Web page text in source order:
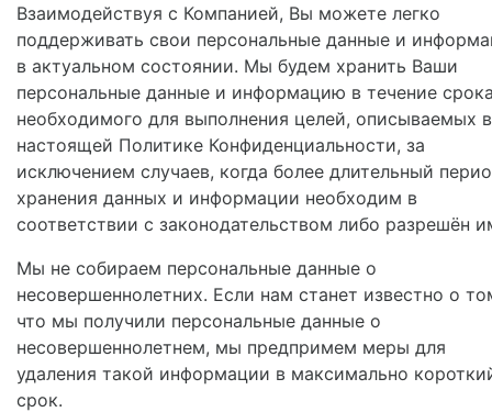
Взаимодействуя с Компанией, Вы можете легко
поддерживать свои персональные данные и
в актуальном состоянии. Мы будем хранить Ваши
персональные данные и информацию в течение
необходимого для выполнения целей, описываемых в
настоящей Политике Конфиденциальности, за
исключением случаев, когда более длительный
хранения данных и информации необходим в
соответствии с законодательством либо разрешён
Мы не собираем персональные данные о
несовершеннолетних. Если нам станет известно о
что мы получили персональные данные о
несовершеннолетнем, мы предпримем меры для
удаления такой информации в максимально
срок.